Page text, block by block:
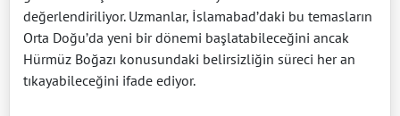
değerlendiriliyor. Uzmanlar, İslamabad’daki bu temasların
Orta Doğu’da yeni bir dönemi başlatabileceğini ancak
Hürmüz Boğazı konusundaki belirsizliğin süreci her an
tıkayabileceğini ifade ediyor.